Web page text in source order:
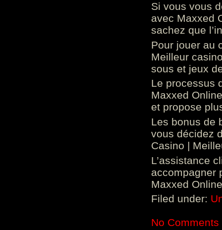
Si vous vous
avec Maxxed
sachez que
Pour jouer au
Meilleur
sous et jeux
Le processus
Maxxed
et propose
Les bonus de
vous décidez
Casino |
L’assistance
accompagner
Maxxed
Filed under:
No Comments